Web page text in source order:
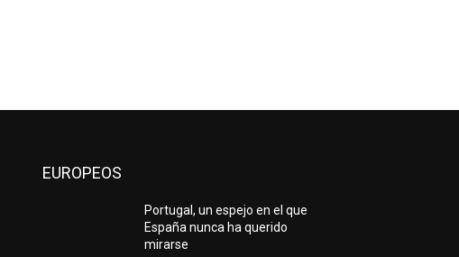
EUROPEOS
Portugal, un espejo en el que
España nunca ha querido
mirarse